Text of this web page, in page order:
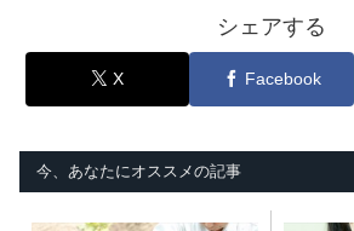
シェアする
X Facebook
今、あなたにオススメの記事